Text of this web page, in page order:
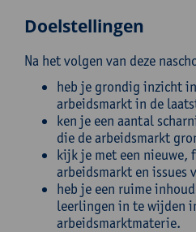
Doelstellingen
Na het volgen van deze
heb je grondig inzicht
arbeidsmarkt in de
ken je een aantal
die de arbeidsmarkt
kijk je met een nieuwe,
arbeidsmarkt en issues
heb je een ruime
leerlingen in te wijden
arbeidsmarktmaterie.